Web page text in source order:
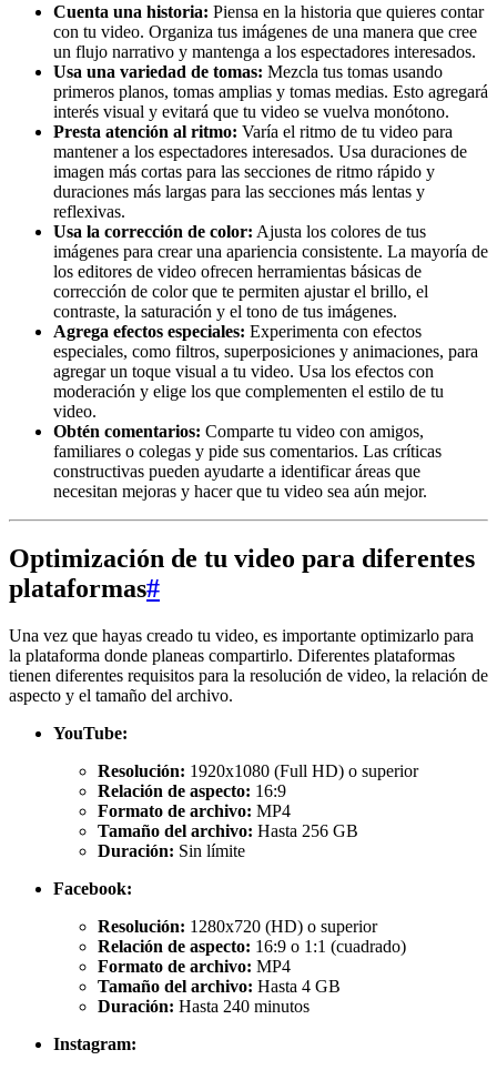
Cuenta una historia: Piensa en la historia que quieres contar
con tu video. Organiza tus imágenes de una manera que cree
un flujo narrativo y mantenga a los espectadores interesados.
Usa una variedad de tomas: Mezcla tus tomas usando
primeros planos, tomas amplias y tomas medias. Esto agregará
interés visual y evitará que tu video se vuelva monótono.
Presta atención al ritmo: Varía el ritmo de tu video para
mantener a los espectadores interesados. Usa duraciones de
imagen más cortas para las secciones de ritmo rápido y
duraciones más largas para las secciones más lentas y
reflexivas.
Usa la corrección de color: Ajusta los colores de tus
imágenes para crear una apariencia consistente. La mayoría de
los editores de video ofrecen herramientas básicas de
corrección de color que te permiten ajustar el brillo, el
contraste, la saturación y el tono de tus imágenes.
Agrega efectos especiales: Experimenta con efectos
especiales, como filtros, superposiciones y animaciones, para
agregar un toque visual a tu video. Usa los efectos con
moderación y elige los que complementen el estilo de tu
video.
Obtén comentarios: Comparte tu video con amigos,
familiares o colegas y pide sus comentarios. Las críticas
constructivas pueden ayudarte a identificar áreas que
necesitan mejoras y hacer que tu video sea aún mejor.
Optimización de tu video para diferentes
plataformas#
Una vez que hayas creado tu video, es importante optimizarlo para
la plataforma donde planeas compartirlo. Diferentes plataformas
tienen diferentes requisitos para la resolución de video, la relación de
aspecto y el tamaño del archivo.
YouTube:
Resolución: 1920x1080 (Full HD) o superior
Relación de aspecto: 16:9
Formato de archivo: MP4
Tamaño del archivo: Hasta 256 GB
Duración: Sin límite
Facebook:
Resolución: 1280x720 (HD) o superior
Relación de aspecto: 16:9 o 1:1 (cuadrado)
Formato de archivo: MP4
Tamaño del archivo: Hasta 4 GB
Duración: Hasta 240 minutos
Instagram: